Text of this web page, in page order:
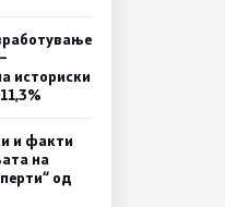
историски
и факти
на
од